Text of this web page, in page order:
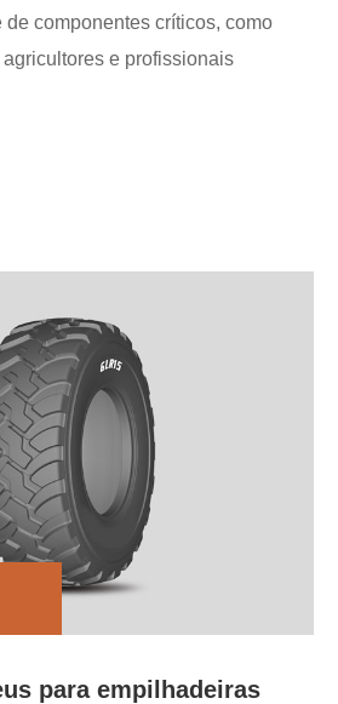
de componentes críticos, como
e profissionais
para empilhadeiras